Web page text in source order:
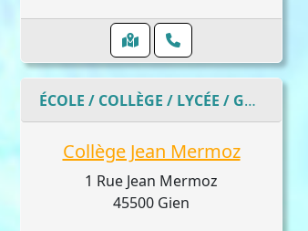
ÉCOLE / COLLÈGE / LYCÉE / GYMNASE
Collège Jean Mermoz
1 Rue Jean Mermoz
45500 Gien